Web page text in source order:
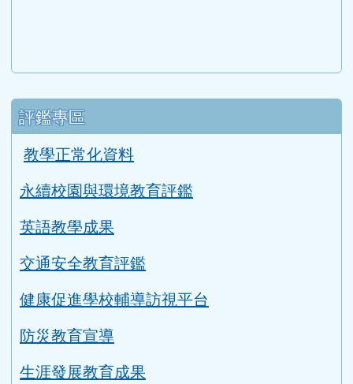
評鑑專區
教學正常化資料
永續校園與環境教育評鑑
英語教學成果
交通安全教育評鑑
健康促進學校輔導訪視平台
防災教育宣導
生涯發展教育成果